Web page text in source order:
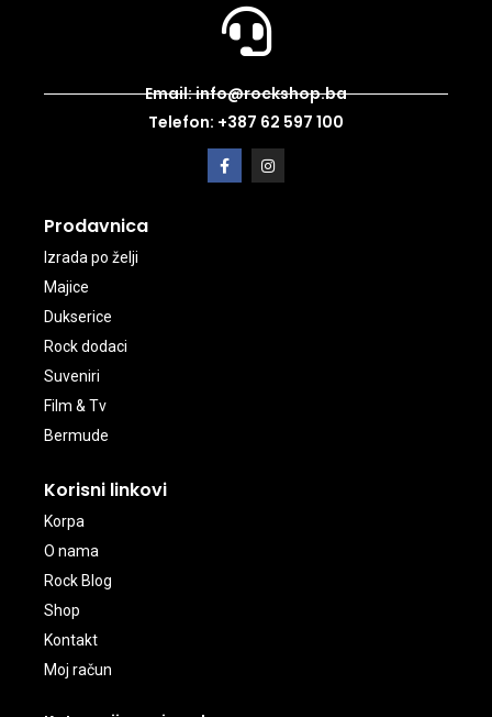
Email: info@rockshop.ba
Telefon: +387 62 597 100
Prodavnica
Izrada po želji
Majice
Dukserice
Rock dodaci
Suveniri
Film & Tv
Bermude
Korisni linkovi
Korpa
O nama
Rock Blog
Shop
Kontakt
Moj račun